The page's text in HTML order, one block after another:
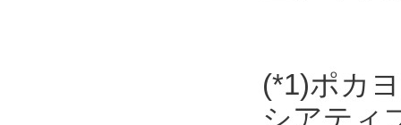
(*1)ポカ
シアティ